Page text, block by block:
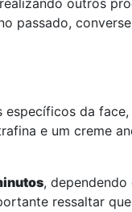
outros
passado,
da
e um creme
,
ressaltar